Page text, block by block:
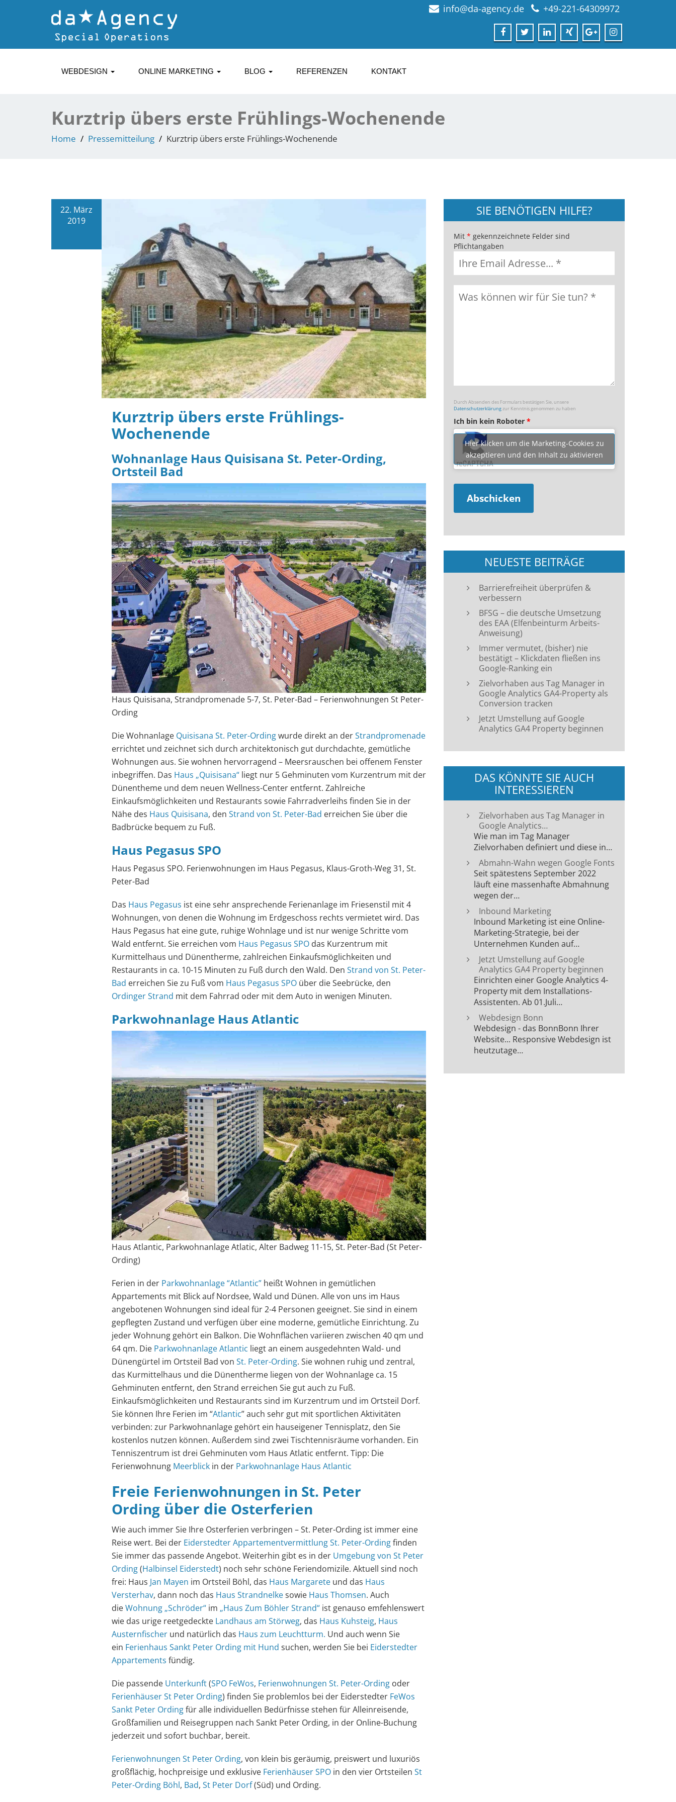
info@da-agency.de +49-221-64309972
WEBDESIGN ONLINE MARKETING BLOG REFERENZEN KONTAKT
Kurztrip übers erste Frühlings-Wochenende
Home Pressemitteilung Kurztrip übers erste Frühlings-Wochenende
22. März
2019
Kurztrip übers erste Frühlings-
Wochenende
Wohnanlage Haus Quisisana St. Peter-Ording,
Ortsteil Bad
Haus Quisisana, Strandpromenade 5-7, St. Peter-Bad – Ferienwohnungen St Peter-
Ording
Die Wohnanlage Quisisana St. Peter-Ordingwurde direkt an derStrandpromenade
errichtet und zeichnet sich durch architektonisch gut durchdachte, gemütliche
Wohnungen aus. Sie wohnen hervorragend – Meersrauschen bei offenem Fenster
inbegriffen. Das Haus „Quisisana“ liegt nur 5 Gehminuten vom Kurzentrum mit der
Dünentheme und dem neuen Wellness-Center entfernt. Zahlreiche
Einkaufsmöglichkeiten und Restaurants sowie Fahrradverleihs finden Sie in der
Nähe des Haus Quisisana, den Strand von St. Peter-Bad erreichen Sie über die
Badbrücke bequem zu Fuß.
Haus Pegasus SPO
Haus Pegasus SPO. Ferienwohnungen im Haus Pegasus, Klaus-Groth-Weg 31, St.
Peter-Bad
Das Haus Pegasus ist eine sehr ansprechende Ferienanlage im Friesenstil mit 4
Wohnungen, von denen die Wohnung im Erdgeschoss rechts vermietet wird. Das
Haus Pegasus hat eine gute, ruhige Wohnlage und ist nur wenige Schritte vom
Wald entfernt. Sie erreichen vom Haus Pegasus SPO das Kurzentrum mit
Kurmittelhaus und Dünentherme, zahlreichen Einkaufsmöglichkeiten und
Restaurants in ca. 10-15 Minuten zu Fuß durch den Wald. Den Strand von St. Peter-
Bad erreichen Sie zu Fuß vom Haus Pegasus SPO über die Seebrücke, den
Ordinger Strand mit dem Fahrrad oder mit dem Auto in wenigen Minuten.
Parkwohnanlage Haus Atlantic
Haus Atlantic, Parkwohnanlage Atlatic, Alter Badweg 11-15, St. Peter-Bad (St Peter-
Ording)
Ferien in der Parkwohnanlage “Atlantic” heißt Wohnen in gemütlichen
Appartements mit Blick auf Nordsee, Wald und Dünen. Alle von uns im Haus
angebotenen Wohnungen sind ideal für 2-4 Personen geeignet. Sie sind in einem
gepflegten Zustand und verfügen über eine moderne, gemütliche Einrichtung. Zu
jeder Wohnung gehört ein Balkon. Die Wohnflächen variieren zwischen 40 qm und
64 qm. Die Parkwohnanlage Atlantic liegt an einem ausgedehnten Wald- und
Dünengürtel im Ortsteil Bad von St. Peter-Ording. Sie wohnen ruhig und zentral,
das Kurmittelhaus und die Dünentherme liegen von der Wohnanlage ca. 15
Gehminuten entfernt, den Strand erreichen Sie gut auch zu Fuß.
Einkaufsmöglichkeiten und Restaurants sind im Kurzentrum und im Ortsteil Dorf.
Sie können Ihre Ferien im “Atlantic” auch sehr gut mit sportlichen Aktivitäten
verbinden: zur Parkwohnanlage gehört ein hauseigener Tennisplatz, den Sie
kostenlos nutzen können. Außerdem sind zwei Tischtennisräume vorhanden. Ein
Tenniszentrum ist drei Gehminuten vom Haus Atlatic entfernt. Tipp: Die
Ferienwohnung Meerblick in der Parkwohnanlage Haus Atlantic
Freie Ferienwohnungen in St. Peter
Ording über die Osterferien
Wie auch immer Sie Ihre Osterferien verbringen – St. Peter-Ording ist immer eine
Reise wert. Bei der EiderstedterAppartementvermittlung St. Peter-Ordingfinden
Sie immer das passende Angebot. Weiterhin gibt es in der Umgebung von St Peter
Ording(Halbinsel Eiderstedt) noch sehr schöne Feriendomizile. Aktuell sind noch
frei: Haus Jan Mayen im Ortsteil Böhl, das Haus Margarete und das Haus
Versterhav, dann noch das Haus Strandnelkesowie Haus Thomsen. Auch
dieWohnung „Schröder“ im „Haus Zum Böhler Strand“ ist genauso emfehlenswert
wie das urige reetgedeckte Landhaus am Störweg, das Haus Kuhsteig, Haus
Austernfischer und natürlich das Haus zum Leuchtturm. Und auch wenn Sie
ein Ferienhaus Sankt Peter Ording mit Hund suchen, werden Sie bei Eiderstedter
Appartements fündig.
Die passende Unterkunft(SPO FeWos, Ferienwohnungen St. Peter-Ording oder
Ferienhäuser St Peter Ording) finden Sie problemlos bei der Eiderstedter FeWos
Sankt Peter Ordingfür alle individuellen Bedürfnisse stehen für Alleinreisende,
Großfamilien und Reisegruppen nach Sankt Peter Ording, in der Online-Buchung
jederzeit und sofort buchbar, bereit.
Ferienwohnungen St Peter Ording, von klein bis geräumig, preiswert und luxuriös
großflächig, hochpreisige und exklusive FerienhäuserSPO in den vier Ortsteilen St
Peter-Ording Böhl, Bad, St Peter Dorf(Süd) und Ording.
SIE BENÖTIGEN HILFE?
Mit * gekennzeichnete Felder sind
Pflichtangaben
Durch Absenden des Formulars bestätigen Sie, unsere
Datenschutzerklärungzur Kenntnis genommen zu haben
Ich bin kein Roboter *
Hier klicken um die Marketing-Cookies zu
akzeptieren und den Inhalt zu aktivieren
NEUESTE BEITRÄGE
Barrierefreiheit überprüfen &
verbessern
BFSG – die deutsche Umsetzung
des EAA (Elfenbeinturm Arbeits-
Anweisung)
Immer vermutet, (bisher) nie
bestätigt – Klickdaten fließen ins
Google-Ranking ein
Zielvorhaben aus Tag Manager in
Google Analytics GA4-Property als
Conversion tracken
Jetzt Umstellung auf Google
Analytics GA4 Property beginnen
DAS KÖNNTE SIE AUCH
INTERESSIEREN
Zielvorhaben aus Tag Manager in
Google Analytics…
Wie man im Tag Manager
Zielvorhaben definiert und diese in…
Abmahn-Wahn wegen Google Fonts
Seit spätestens September 2022
läuft eine massenhafte Abmahnung
wegen der…
Inbound Marketing
Inbound Marketing ist eine Online-
Marketing-Strategie, bei der
Unternehmen Kunden auf…
Jetzt Umstellung auf Google
Analytics GA4 Property beginnen
Einrichten einer Google Analytics 4-
Property mit dem Installations-
Assistenten. Ab 01.Juli…
Webdesign Bonn
Webdesign - das BonnBonn Ihrer
Website... Responsive Webdesign ist
heutzutage…